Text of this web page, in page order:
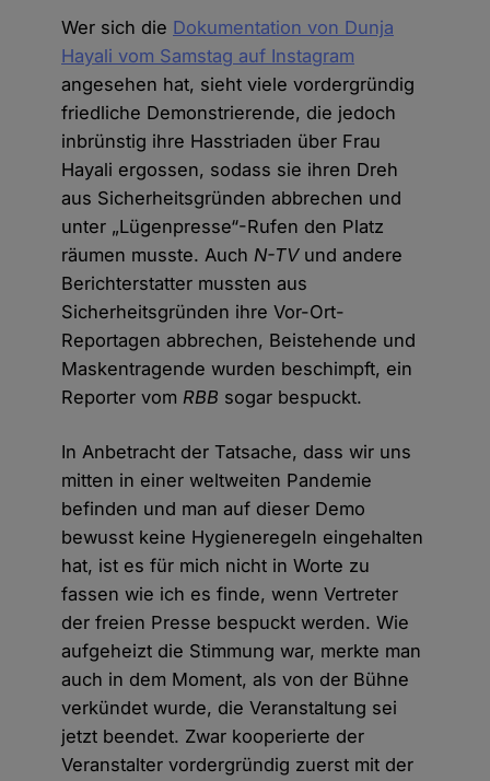
Wer sich die Dokumentation von Dunja
Hayali vom Samstag auf Instagram
angesehen hat, sieht viele vordergründig
friedliche Demonstrierende, die jedoch
inbrünstig ihre Hasstriaden über Frau
Hayali ergossen, sodass sie ihren Dreh
aus Sicherheitsgründen abbrechen und
unter „Lügenpresse“-Rufen den Platz
räumen musste. AuchN-TVund andere
Berichterstatter mussten aus
Sicherheitsgründen ihre Vor-Ort-
Reportagen abbrechen, Beistehende und
Maskentragende wurden beschimpft, ein
Reporter vomRBB sogar bespuckt.
In Anbetracht der Tatsache, dass wir uns
mitten in einer weltweiten Pandemie
befinden und man auf dieser Demo
bewusst keine Hygieneregeln eingehalten
hat, ist es für mich nicht in Worte zu
fassen wie ich es finde, wenn Vertreter
der freien Presse bespuckt werden. Wie
aufgeheizt die Stimmung war, merkte man
auch in dem Moment, als von der Bühne
verkündet wurde, die Veranstaltung sei
jetzt beendet. Zwar kooperierte der
Veranstalter vordergründig zuerst mit der